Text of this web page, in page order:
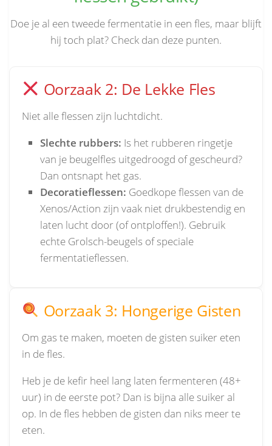
Doe je al een tweede fermentatie in een fles, maar blijft
hij toch plat? Check dan deze punten.
Oorzaak 2: De Lekke Fles
Niet alle flessen zijn luchtdicht.
Slechte rubbers: Is het rubberen ringetje
van je beugelfles uitgedroogd of gescheurd?
Dan ontsnapt het gas.
Decoratieflessen: Goedkope flessen van de
Xenos/Action zijn vaak niet drukbestendig en
laten lucht door (of ontploffen!). Gebruik
echte Grolsch-beugels of speciale
fermentatieflessen.
Oorzaak 3: Hongerige Gisten
Om gas te maken, moeten de gisten suiker eten
in de fles.
Heb je de kefir heel lang laten fermenteren (48+
uur) in de eerste pot? Dan is bijna alle suiker al
op. In de fles hebben de gisten dan niks meer te
eten.